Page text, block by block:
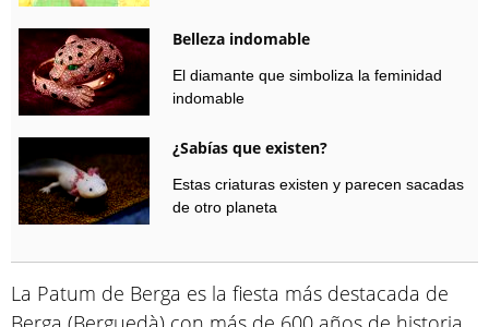
Belleza indomable
El diamante que simboliza la feminidad
indomable
¿Sabías que existen?
Estas criaturas existen y parecen sacadas
de otro planeta
La Patum de Berga es la fiesta más destacada de